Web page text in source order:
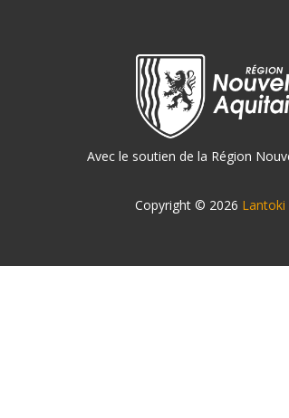
Avec le soutien de la Région
Copyright © 2026 Lantoki